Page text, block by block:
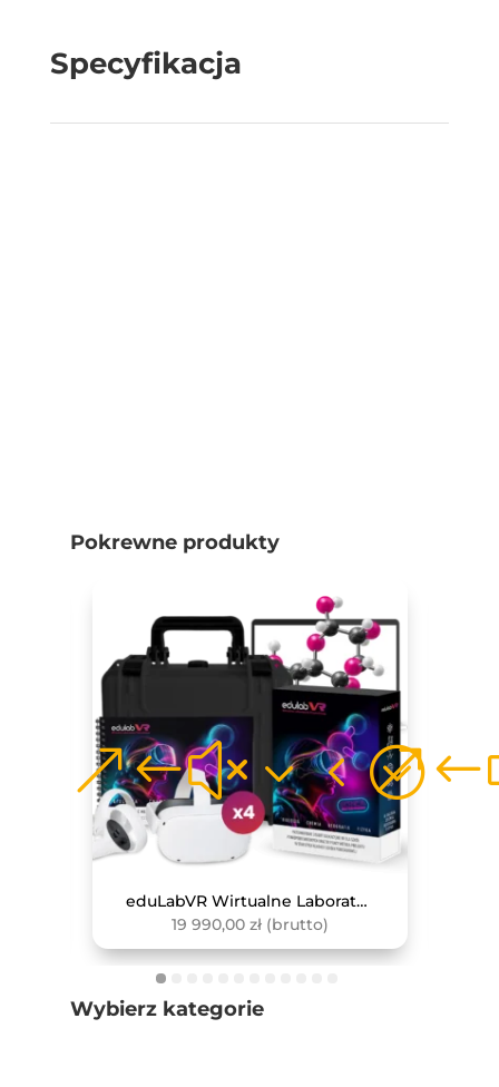
Specyfikacja
Pokrewne produkty
eduLabVR Wirtualne Laboratoria Przyrodnicze (zestaw z goglami VR, 4 szt.)
19 990,00 zł (brutto)
Wybierz kategorie